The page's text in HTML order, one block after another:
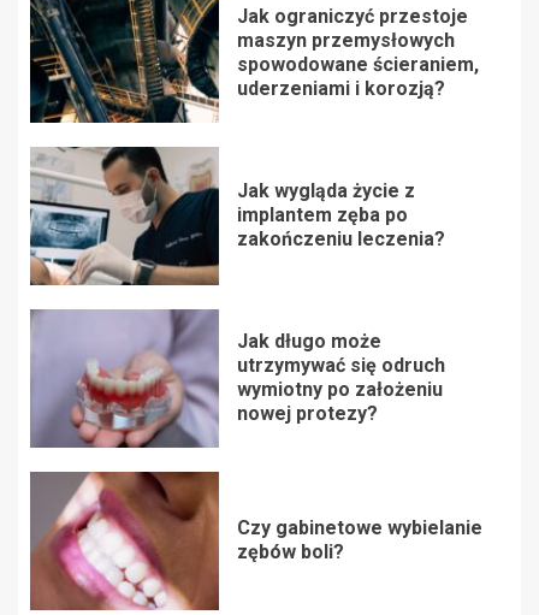
Jak ograniczyć przestoje
maszyn przemysłowych
spowodowane ścieraniem,
uderzeniami i korozją?
Jak wygląda życie z
implantem zęba po
zakończeniu leczenia?
Jak długo może
utrzymywać się odruch
wymiotny po założeniu
nowej protezy?
Czy gabinetowe wybielanie
zębów boli?